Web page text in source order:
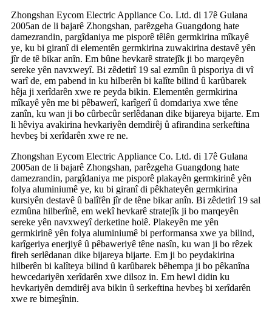
Zhongshan Eycom Electric Appliance Co. Ltd. di 17ê Gulana
2005an de li bajarê Zhongshan, parêzgeha Guangdong hate
damezrandin, pargîdaniya me pisporê têlên germkirina mîkayê
ye, ku bi giranî di elementên germkirina zuwakirina destavê yên
jîr de tê bikar anîn. Em bûne hevkarê stratejîk ji bo marqeyên
sereke yên navxweyî. Bi zêdetirî 19 sal ezmûn û pisporiya di vî
warî de, em pabend in ku hilberên bi kalîte bilind û karûbarek
hêja ji xerîdarên xwe re peyda bikin. Elementên germkirina
mîkayê yên me bi pêbawerî, karîgerî û domdariya xwe têne
zanîn, ku wan ji bo cûrbecûr serlêdanan dike bijareya bijarte. Em
li hêviya avakirina hevkariyên demdirêj û afirandina serkeftina
hevbeş bi xerîdarên xwe re ne.
Zhongshan Eycom Electric Appliance Co. Ltd. di 17ê Gulana
2005an de li bajarê Zhongshan, parêzgeha Guangdong hate
damezrandin, pargîdaniya me pisporê plakayên germkirinê yên
folya aluminiumê ye, ku bi giranî di pêkhateyên germkirina
kursiyên destavê û balîfên jîr de têne bikar anîn. Bi zêdetirî 19 sal
ezmûna hilberînê, em wekî hevkarê stratejîk ji bo marqeyên
sereke yên navxweyî derketine holê. Plakeyên me yên
germkirinê yên folya aluminiumê bi performansa xwe ya bilind,
karîgeriya enerjiyê û pêbaweriyê têne nasîn, ku wan ji bo rêzek
fireh serlêdanan dike bijareya bijarte. Em ji bo peydakirina
hilberên bi kalîteya bilind û karûbarek bêhempa ji bo pêkanîna
hewcedariyên xerîdarên xwe dilsoz in. Em hewl didin ku
hevkariyên demdirêj ava bikin û serkeftina hevbeş bi xerîdarên
xwe re bimeşînin.